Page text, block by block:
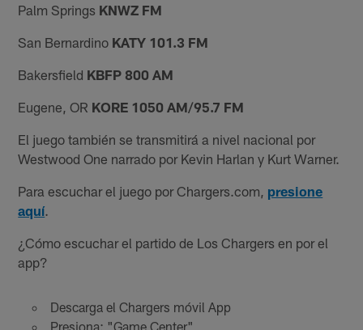
Palm Springs KNWZ FM
San Bernardino KATY 101.3 FM
Bakersfield KBFP 800 AM
Eugene, OR KORE 1050 AM/95.7 FM
El juego también se transmitirá a nivel nacional por
Westwood One narrado por Kevin Harlan y Kurt Warner.
Para escuchar el juego por Chargers.com, presione
aquí
¿Cómo escuchar el partido de Los Chargers en por el
app?
Descarga el Chargers móvil App
Presiona: "Game Center"